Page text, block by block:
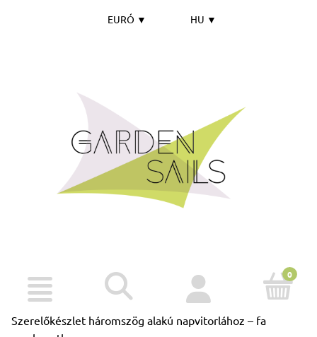
EURÓ ▼ HU ▼
Szerelőkészlet háromszög alakú napvitorlához – fa